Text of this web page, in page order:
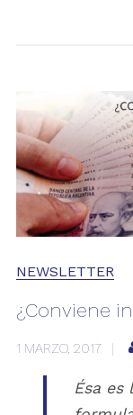
NEWSLETTER
¿Conviene
1 MARZO, 2017
Ésa es